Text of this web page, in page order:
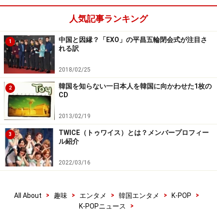
この曲で日本人メンバーのサナが歌う「シャシャシャ
（shy shy shy）」という箇所が可愛いと話題になり、韓
国では多くの人がその振付を真似てSNSに投稿するな
ど、大流行となり、大ヒットと共に一気に知名度を高め
ました。
続いて半年後の同年10月24日、3rdミニアルバム
「TWICEcoaster：LANE1」をリリース。活動曲『TT』
における、泣き顔の絵文字を示す振り付けの“ＴＴポー
ズ”が流行り、人気が決定的に。日本でもモデルが真似を
するなど、女子中高生の間で話題となり始めました。
翌2017年6月28日には、ベストアルバム「#TWICE」を
1stシングル「One More Time」をリリース。『第50回オ
人気記事ランキング
1
中国と因縁？「EXO」の平昌五輪閉会式が注目さ
れる訳
2018/02/25
2
韓国を知らない一日本人を韓国に向かわせた1枚の
CD
2013/02/19
3
TWICE（トゥワイス）とは？メンバープロフィー
ル紹介
2022/03/16
All About > 趣味 > エンタメ > 韓国エンタメ > K-POP
>
K-POPニュース
>